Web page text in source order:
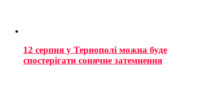
12 серпня у Тернополі можна буде
спостерігати сонячне затемнення